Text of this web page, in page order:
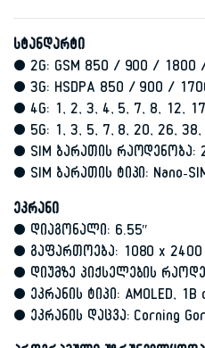
სტანდარტი
• 2G: GSM 850 / 900 / 1800
• 3G: HSDPA 850 / 900 /
• 4G: 1, 2, 3, 4, 5, 7, 8, 12,
• 5G: 1, 3, 5, 7, 8, 20, 26,
• SIM ბარათის რაოდენობა:
• SIM ბარათის ტიპი: Nano-
ეკრანი
• დიაგონალი: 6.55″
• გაფართოება: 1080 x 2400
• დიუმზე პიქსელების
• ეკრანის ტიპი: AMOLED, 1B
• ეკრანის დაცვა: Corning